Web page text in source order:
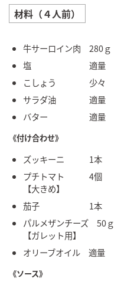
材料（４人前）
牛サーロイン肉 280ｇ
塩 適量
こしょう 少々
サラダ油 適量
バター 適量
《付け合わせ》
ズッキーニ 1本
プチトマト 4個
【大きめ】
茄子 1本
パルメザンチーズ 50ｇ
【ガレット用】
オリーブオイル 適量
《ソース》